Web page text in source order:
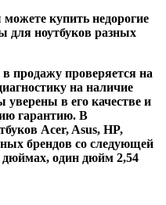
купить недорогие
для ноутбуков разных
продажу проверяется на
на наличие
в его качестве и
гарантию. В
Acer, Asus, HP,
брендов со следующей
дюймах, один дюйм 2,54